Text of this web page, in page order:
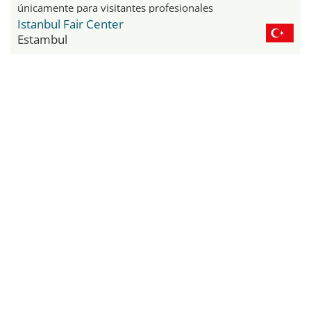
únicamente para visitantes profesionales
Istanbul Fair Center
Estambul